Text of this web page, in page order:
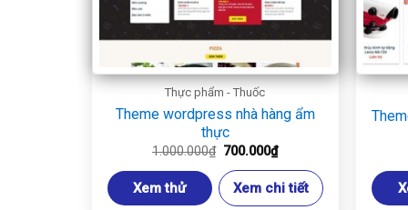
Thực phẩm - Thuốc
Theme wordpress nhà hàng ẩm
thực
1.000.000₫ Giá
là:
1.000.000₫.
700.000₫Giá
hiện
tại
là:
700.000₫.
Xem thử Xem chi tiết